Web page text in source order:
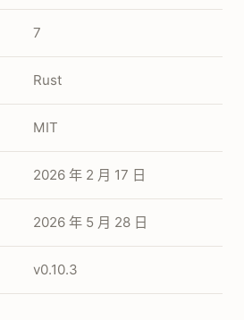
7
Rust
MIT
2026 年 2 月 17 日
2026 年 5 月 28 日
v0.10.3